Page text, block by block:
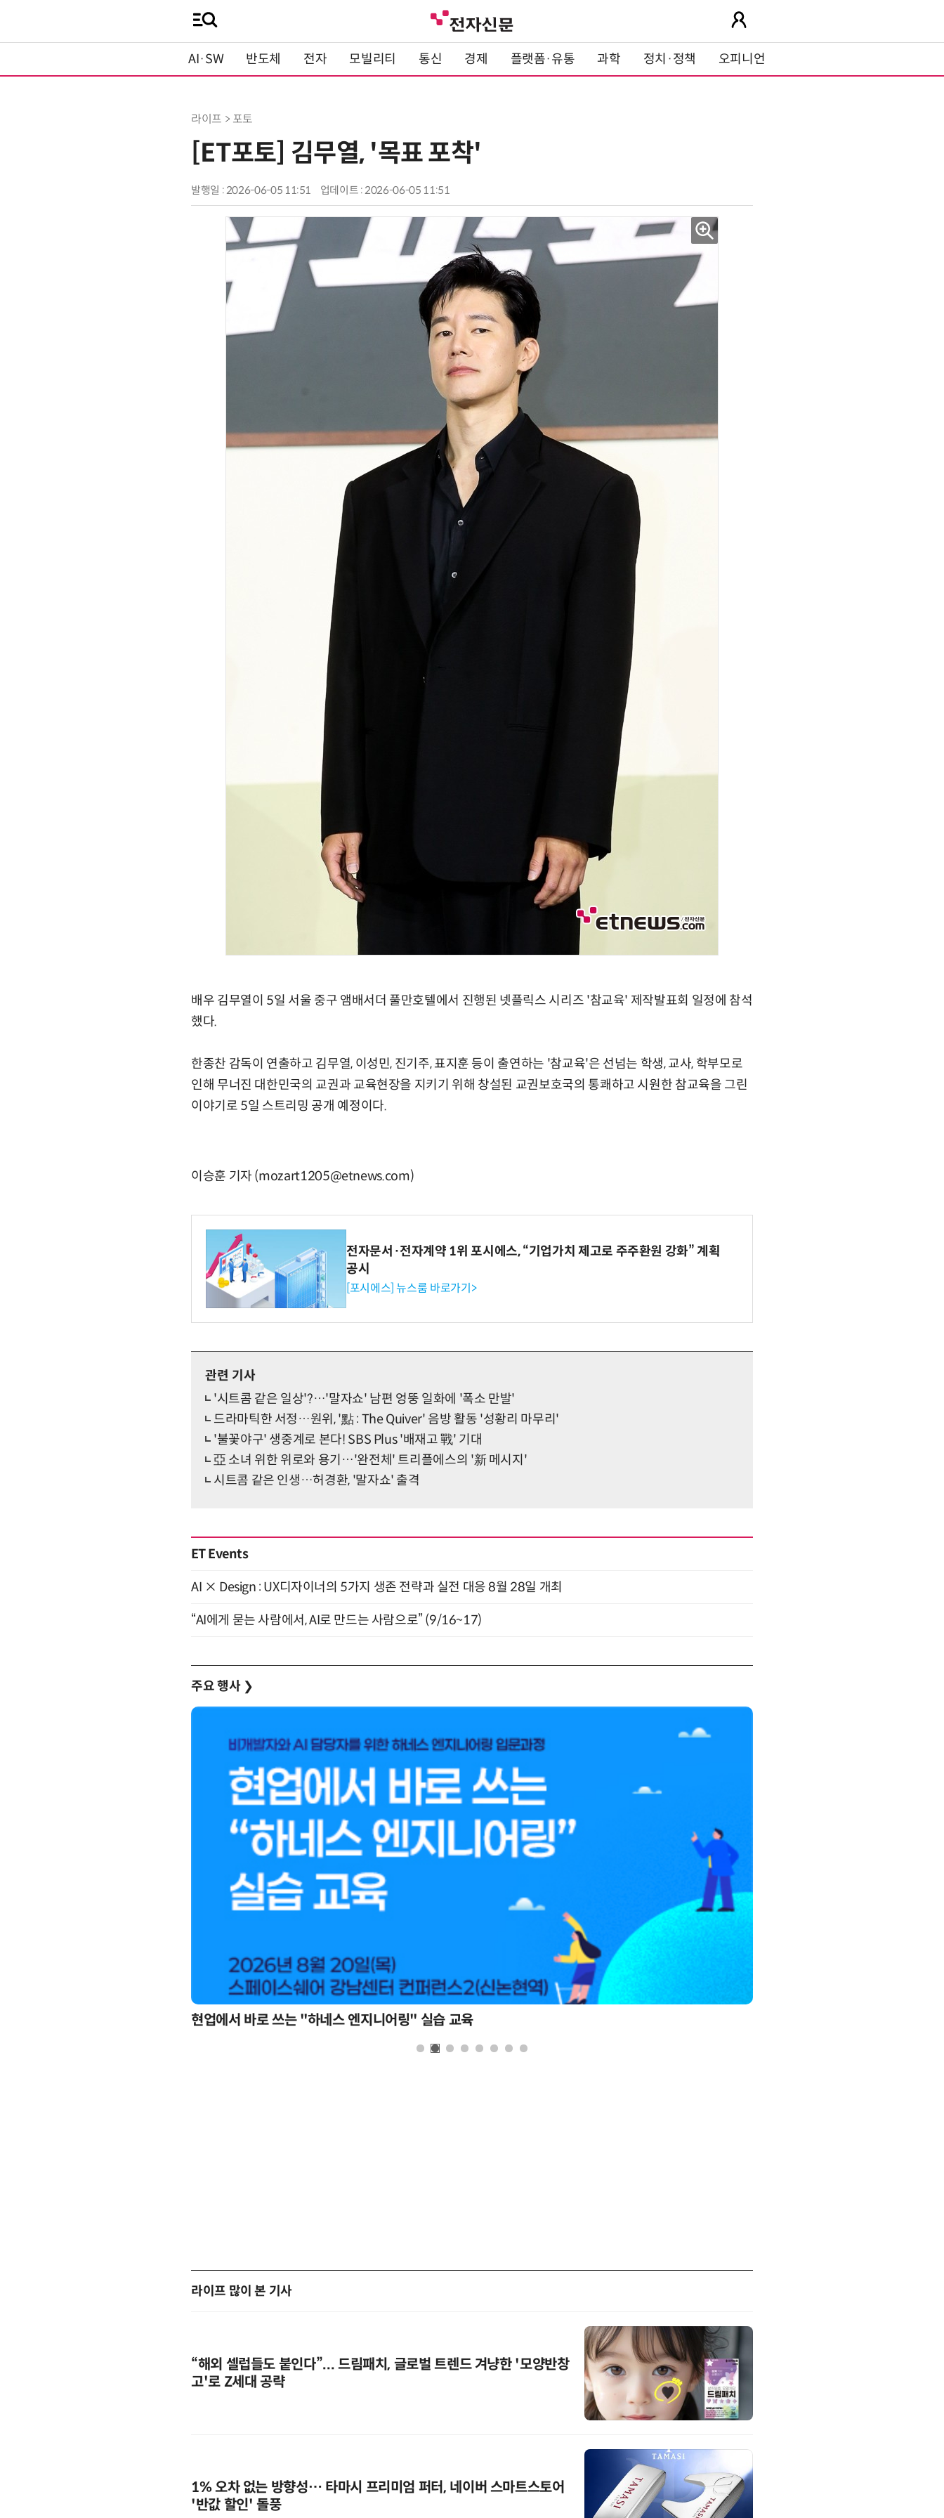
AI·SW 반도체 전자 모빌리티 통신 경제 플랫폼·유통 과학 정치·정책 오피니언
라이프 > 포토
[ET포토] 김무열, '목표 포착'
발행일 : 2026-06-05 11:51 업데이트 : 2026-06-05 11:51
배우 김무열이 5일 서울 중구 앰배서더 풀만호텔에서 진행된 넷플릭스 시리즈 '참교육' 제작발표회 일정에 참석
했다.
한종찬 감독이 연출하고 김무열, 이성민, 진기주, 표지훈 등이 출연하는 '참교육'은 선넘는 학생, 교사, 학부모로
인해 무너진 대한민국의 교권과 교육현장을 지키기 위해 창설된 교권보호국의 통쾌하고 시원한 참교육을 그린
이야기로 5일 스트리밍 공개 예정이다.
이승훈 기자 (mozart1205@etnews.com)
전자문서·전자계약 1위 포시에스, “기업가치 제고로 주주환원 강화” 계획
공시
[포시에스] 뉴스룸 바로가기>
관련 기사
'시트콤 같은 일상'?…'말자쇼' 남편 엉뚱 일화에 '폭소 만발'
드라마틱한 서정…원위, '點 : The Quiver' 음방 활동 '성황리 마무리'
'불꽃야구' 생중계로 본다! SBS Plus '배재고 戰' 기대
亞 소녀 위한 위로와 용기…'완전체' 트리플에스의 '新 메시지'
시트콤 같은 인생…허경환, '말자쇼' 출격
ET Events
AI × Design : UX디자이너의 5가지 생존 전략과 실전 대응 8월 28일 개최
“AI에게 묻는 사람에서, AI로 만드는 사람으로” (9/16~17)
주요 행사 ❯
현업에서 바로 쓰는 "하네스 엔지니어링" 실습 교육
라이프 많이 본 기사
“해외 셀럽들도 붙인다”... 드림패치, 글로벌 트렌드 겨냥한 '모양반창
고'로 Z세대 공략
1% 오차 없는 방향성… 타마시 프리미엄 퍼터, 네이버 스마트스토어
'반값 할인' 돌풍